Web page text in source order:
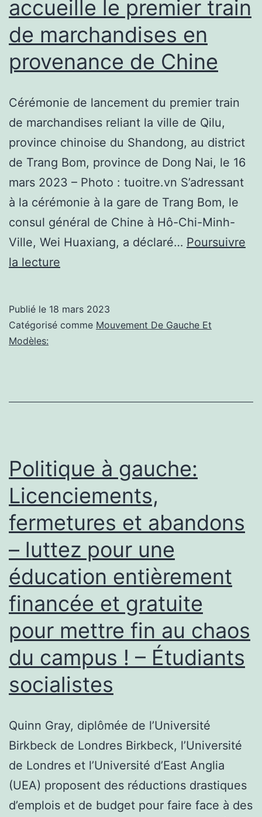
à
–
The
accueille le premier train
de marchandises en
provenance de Chine
Cérémonie de lancement du premier train
de marchandises reliant la ville de Qilu,
province chinoise du Shandong, au district
de Trang Bom, province de Dong Nai, le 16
mars 2023 – Photo : tuoitre.vn S’adressant
à la cérémonie à la gare de Trang Bom, le
consul général de Chine à Hô-Chi-Minh-
Ville, Wei Huaxiang, a déclaré… Poursuivre
la lecture
Nai
train
provenance
de
Chine
Publié le 18 mars 2023
Catégorisé comme Mouvement De Gauche Et
Modèles:
Politique à gauche:
Licenciements,
fermetures et abandons
– luttez pour une
éducation entièrement
financée et gratuite
pour mettre fin au chaos
du campus ! – Étudiants
socialistes
Quinn Gray, diplômée de l’Université
Birkbeck de Londres Birkbeck, l’Université
de Londres et l’Université d’East Anglia
(UEA) proposent des réductions drastiques
d’emplois et de budget pour faire face à des